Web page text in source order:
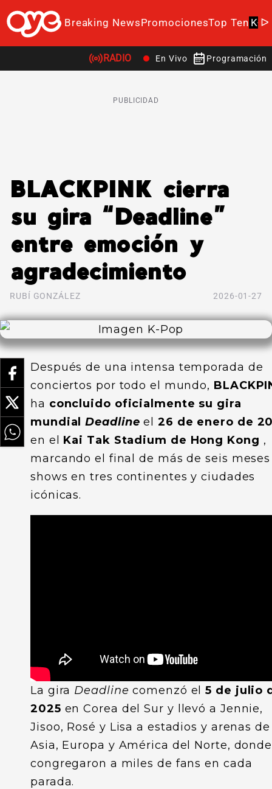
Breaking NewsPromocionesTop Ten K-
RADIO En Vivo Programación
PUBLICIDAD
BLACKPINK cierra
su gira “Deadline”
entre emoción y
agradecimiento
RUBÍ GONZÁLEZ 2026-01-27
Después de una intensa temporada de
conciertos por todo el mundo,
ha concluido oficialmente su gira
mundialDeadline el26 de enero de
en el Kai Tak Stadium de Hong Kong ,
marcando el final de más de seis
shows en tres continentes y ciudades
icónicas.
La gira Deadline comenzó el5 de julio
2025 en Corea del Sur y llevó a Jennie,
Jisoo, Rosé y Lisa a estadios y arenas de
Asia, Europa y América del Norte, donde
congregaron a miles de fans en cada
parada.